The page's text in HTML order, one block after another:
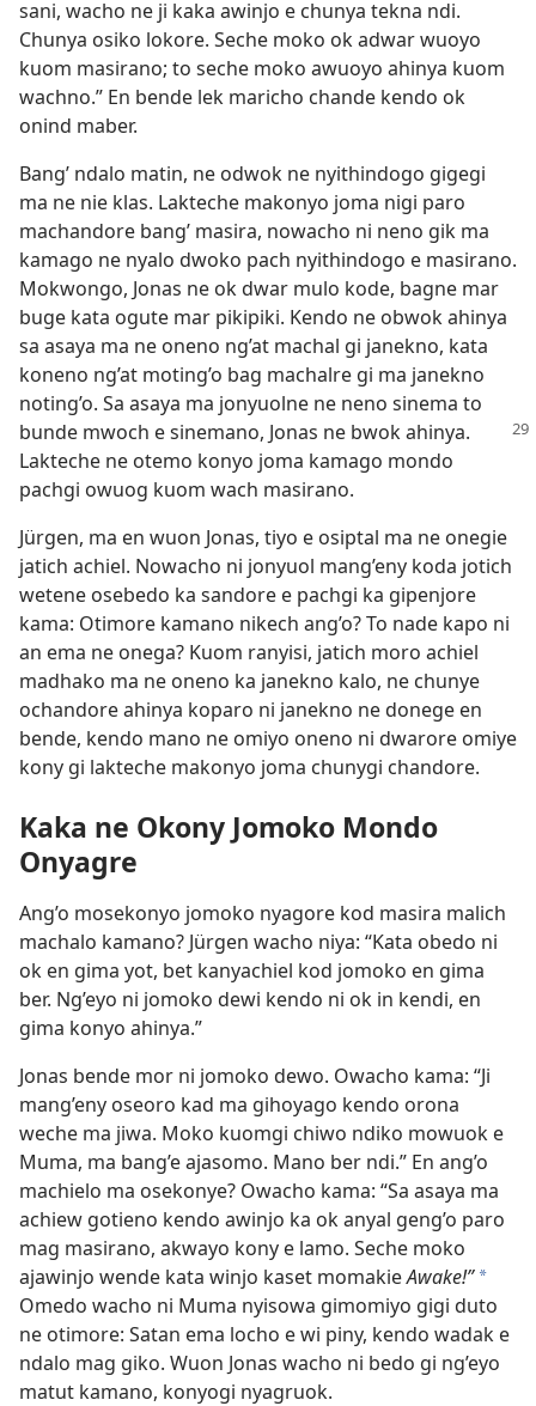
sani, wacho ne ji kaka awinjo e chunya tekna ndi.
Chunya osiko lokore. Seche moko ok adwar wuoyo
kuom masirano; to seche moko awuoyo ahinya kuom
wachno.” En bende lek maricho chande kendo ok
onind maber.
Bang’ ndalo matin, ne odwok ne nyithindogo gigegi
ma ne nie klas. Lakteche makonyo joma nigi paro
machandore bang’ masira, nowacho ni neno gik ma
kamago ne nyalo dwoko pach nyithindogo e masirano.
Mokwongo, Jonas ne ok dwar mulo kode, bagne mar
buge kata ogute mar pikipiki. Kendo ne obwok ahinya
sa asaya ma ne oneno ng’at machal gi janekno, kata
koneno ng’at moting’o bag machalre gi ma janekno
noting’o. Sa asaya ma jonyuolne ne neno sinema to
bunde mwoch e sinemano, Jonas ne bwok ahinya.
Lakteche ne otemo konyo joma kamago mondo
pachgi owuog kuom wach masirano.
Jürgen, ma en wuon Jonas, tiyo e osiptal ma ne onegie
jatich achiel. Nowacho ni jonyuol mang’eny koda jotich
wetene osebedo ka sandore e pachgi ka gipenjore
kama: Otimore kamano nikech ang’o? To nade kapo ni
an ema ne onega? Kuom ranyisi, jatich moro achiel
madhako ma ne oneno ka janekno kalo, ne chunye
ochandore ahinya koparo ni janekno ne donege en
bende, kendo mano ne omiyo oneno ni dwarore omiye
kony gi lakteche makonyo joma chunygi chandore.
Kaka ne Okony Jomoko Mondo
Onyagre
Ang’o mosekonyo jomoko nyagore kod masira malich
machalo kamano? Jürgen wacho niya: “Kata obedo ni
ok en gima yot, bet kanyachiel kod jomoko en gima
ber. Ng’eyo ni jomoko dewi kendo ni ok in kendi, en
gima konyo ahinya.”
Jonas bende mor ni jomoko dewo. Owacho kama: “Ji
mang’eny oseoro kad ma gihoyago kendo orona
weche ma jiwa. Moko kuomgi chiwo ndiko mowuok e
Muma, ma bang’e ajasomo. Mano ber ndi.” En ang’o
machielo ma osekonye? Owacho kama: “Sa asaya ma
achiew gotieno kendo awinjo ka ok anyal geng’o paro
mag masirano, akwayo kony e lamo. Seche moko
ajawinjo wende kata winjo kaset momakieAwake!” *
Omedo wacho ni Muma nyisowa gimomiyo gigi duto
ne otimore: Satan ema locho e wi piny, kendo wadak e
ndalo mag giko. Wuon Jonas wacho ni bedo gi ng’eyo
matut kamano, konyogi nyagruok.